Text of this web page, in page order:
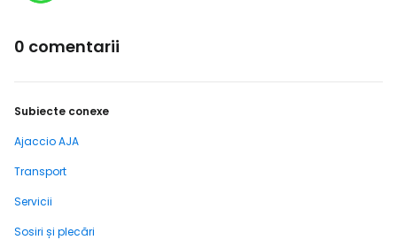
0 comentarii
Subiecte conexe
Ajaccio AJA
Transport
Servicii
Sosiri și plecări